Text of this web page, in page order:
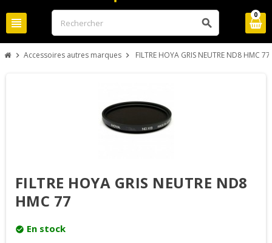
view_headline search
0
chevron_right Accessoires autres marques chevron_right FILTRE HOYA GRIS NEUTRE ND8 HMC 77
FILTRE HOYA GRIS NEUTRE ND8
HMC 77
check_circle En stock